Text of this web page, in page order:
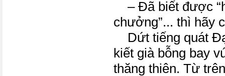
– Đã biết được
chưởng”... thì hãy
Dứt tiếng quát
kiết già bỗng bay
thăng thiên. Từ